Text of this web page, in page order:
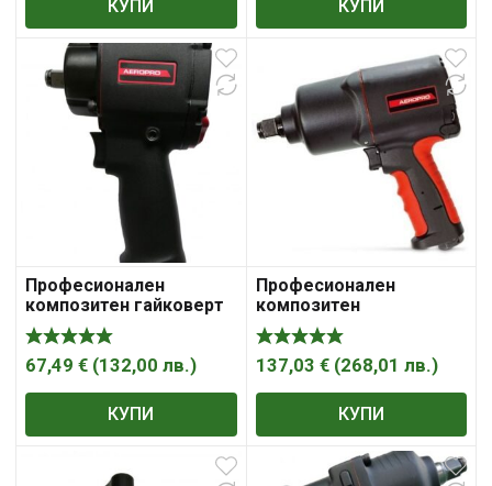
КУПИ КУПИ
Професионален
композитен гайковерт
1/2″, AP7426 AEROPRO
513003
67,49 € (132,00 лв.)
КУПИ
Професионален
композитен
пневматичен гайковерт
1355 Nm 3/4″Dr. AP7460
137,03 € (268,01 лв.)
КУПИ